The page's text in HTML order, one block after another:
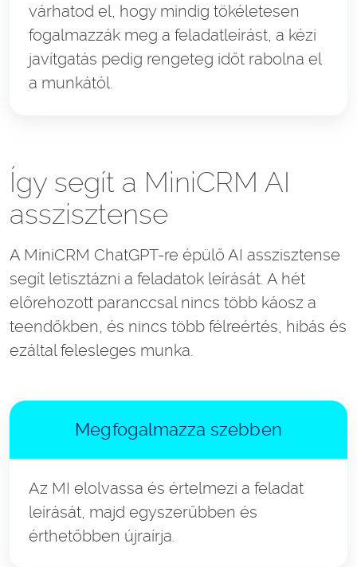
várhatod el, hogy mindig tökéletesen
fogalmazzák meg a feladatleírást, a kézi
javítgatás pedig rengeteg időt rabolna el
a munkától.
Így segít a MiniCRM AI
asszisztense
A MiniCRM ChatGPT-re épülő AI asszisztense
segít letisztázni a feladatok leírását. A hét
előrehozott paranccsal nincs több káosz a
teendőkben, és nincs több félreértés, hibás és
ezáltal felesleges munka.
Megfogalmazza szebben
Az MI elolvassa és értelmezi a feladat
leírását, majd egyszerűbben és
érthetőbben újraírja.